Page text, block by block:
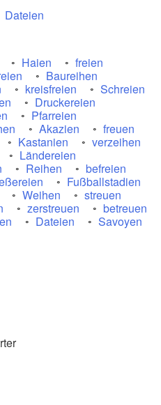
Dateien
Haien
freien
Baureihen
kreisfreien
Schreien
Druckereien
Pfarreien
Akazien
freuen
Kastanien
verzeihen
Ländereien
Reihen
befreien
Fußballstadien
Weihen
streuen
zerstreuen
betreuen
Dateien
Savoyen